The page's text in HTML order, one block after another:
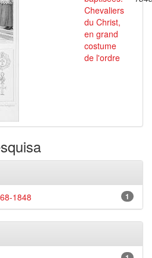
Chevaliers
du Christ,
en grand
costume
de l'ordre
1
1848